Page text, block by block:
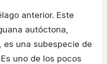
anterior. Este
autóctona,
es una subespecie de
uno de los pocos